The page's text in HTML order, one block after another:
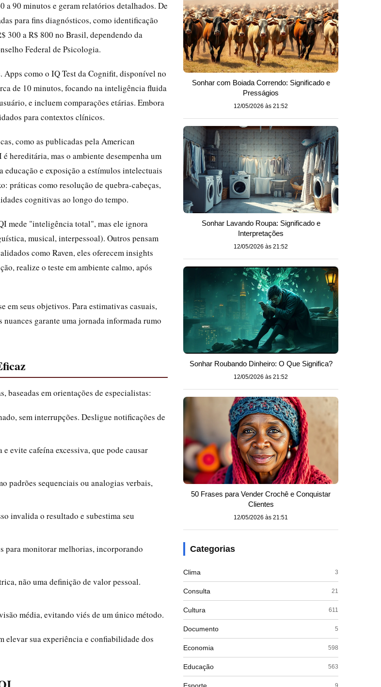
a 90 minutos e geram relatórios detalhados. De
para fins diagnósticos, como identificação
300 a R$ 800 no Brasil, dependendo da
Federal de Psicologia.
como o IQ Test da Cognifit, disponível no
de 10 minutos, focando na inteligência fluida
e incluem comparações etárias. Embora
para contextos clínicos.
como as publicadas pela American
hereditária, mas o ambiente desempenha um
e exposição a estímulos intelectuais
práticas como resolução de quebra-cabeças,
cognitivas ao longo do tempo.
mede "inteligência total", mas ele ignora
musical, interpessoal). Outros pensam
como Raven, eles oferecem insights
realize o teste em ambiente calmo, após
em seus objetivos. Para estimativas casuais,
garante uma jornada informada rumo
baseadas em orientações de especialistas:
sem interrupções. Desligue notificações de
evite cafeína excessiva, que pode causar
padrões sequenciais ou analogias verbais,
invalida o resultado e subestima seu
para monitorar melhorias, incorporando
não uma definição de valor pessoal.
média, evitando viés de um único método.
elevar sua experiência e confiabilidade dos
Sonhar com Boiada Correndo: Significado e
Presságios
12/05/2026 às 21:52
Sonhar Lavando Roupa: Significado e
Interpretações
12/05/2026 às 21:52
Sonhar Roubando Dinheiro: O Que Significa?
12/05/2026 às 21:52
50 Frases para Vender Crochê e Conquistar
Clientes
12/05/2026 às 21:51
Categorias
Clima 3
Consulta 21
Cultura 611
Documento 5
Economia 598
Educação 563
9